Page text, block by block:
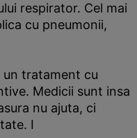
respirator. Cel mai
cu pneumonii,
un tratament cu
Medicii sunt insa
nu ajuta, ci
I